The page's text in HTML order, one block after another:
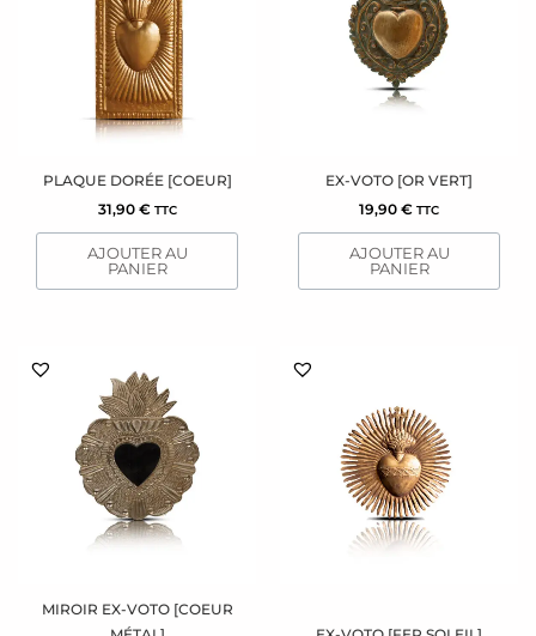
PLAQUE DORÉE [COEUR]
31,90 € TTC
AJOUTER AU
PANIER
EX-VOTO [OR VERT]
19,90 € TTC
AJOUTER AU
PANIER
MIROIR EX-VOTO [COEUR